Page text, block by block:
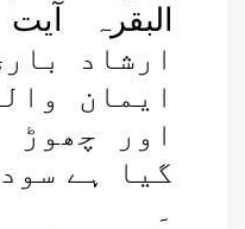
ارشاد
ایمان
اور چھوڑ
گیا ہے
۔